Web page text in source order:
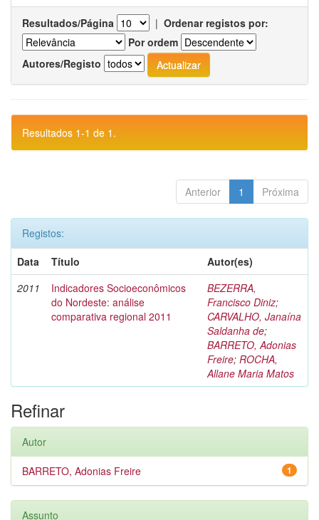
Resultados/Página | Ordenar registos por:
Por ordem
Autores/Registo
Resultados 1-1 de 1.
Anterior 1 Próxima
Registos:
Data
Título
Autor(es)
2011
Indicadores Socioeconômicos
do Nordeste: análise
comparativa regional 2011
BEZERRA,
Francisco Diniz;
CARVALHO, Janaína
Saldanha de;
BARRETO, Adonias
Freire; ROCHA,
Allane Maria Matos
Refinar
Autor
1
BARRETO, Adonias Freire
Assunto